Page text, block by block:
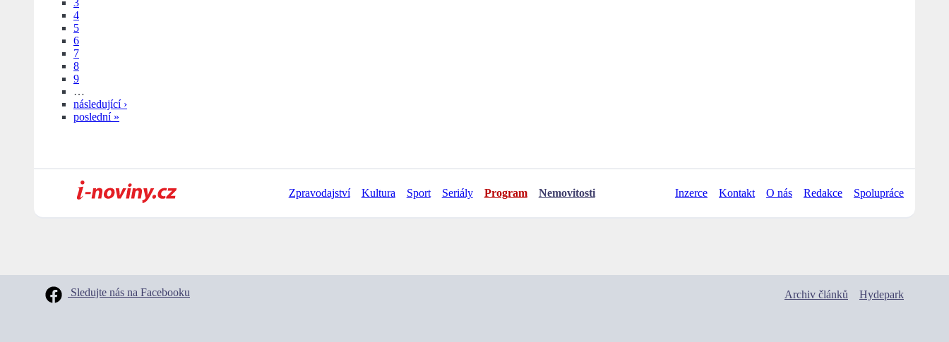
3
4
5
6
7
8
9
…
následující ›
poslední »
Zpravodajství Kultura Sport Seriály Program Nemovitosti Inzerce Kontakt O nás Redakce Spolupráce
Sledujte nás na Facebooku Archiv článků Hydepark